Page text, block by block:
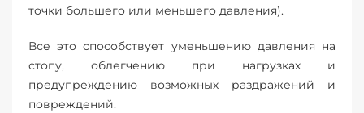
точки большего или меньшего давления).
Все это способствует уменьшению давления на
стопу, облегчению при нагрузках и
предупреждению возможных раздражений и
повреждений.